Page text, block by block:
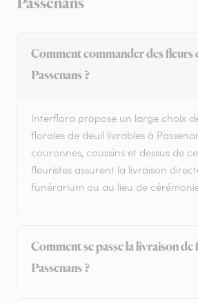
Comment commander des fleurs
Passenans ?
Interflora propose un large choix
florales de deuil livrables à
couronnes, coussins et dessus de
fleuristes assurent la livraison
funérarium ou au lieu de
Comment se passe la livraison de
Passenans ?